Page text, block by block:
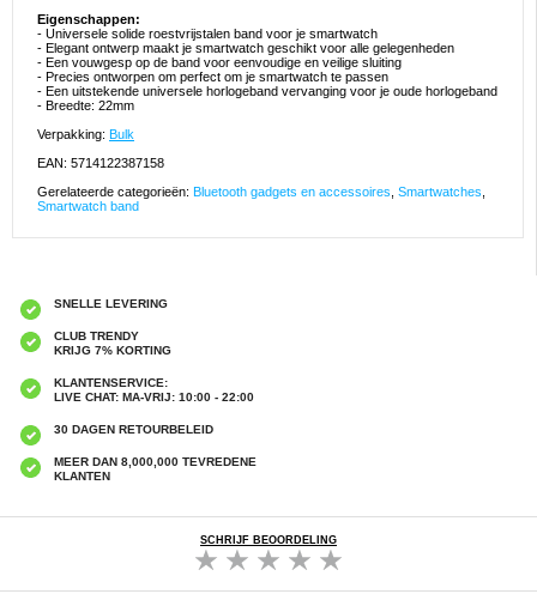
Eigenschappen:
- Universele solide roestvrijstalen band voor je smartwatch
- Elegant ontwerp maakt je smartwatch geschikt voor alle gelegenheden
- Een vouwgesp op de band voor eenvoudige en veilige sluiting
- Precies ontworpen om perfect om je smartwatch te passen
- Een uitstekende universele horlogeband vervanging voor je oude horlogeband
- Breedte: 22mm
Verpakking: Bulk
EAN: 5714122387158
Gerelateerde categorieën: Bluetooth gadgets en accessoires Smartwatches
Smartwatch band
SNELLE LEVERING
CLUB TRENDY
KRIJG 7% KORTING
KLANTENSERVICE:
LIVE CHAT: MA-VRIJ: 10:00 - 22:00
30 DAGEN RETOURBELEID
MEER DAN 8,000,000 TEVREDENE
KLANTEN
SCHRIJF BEOORDELING